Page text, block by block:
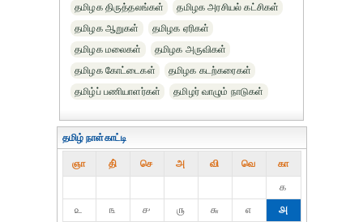
தமிழக திருத்தலங்கள்
தமிழக அரசியல் கட்சிகள்
தமிழக ஆறுகள்
தமிழக ஏரிகள்
தமிழக மலைகள்
தமிழக அருவிகள்
தமிழக கோட்டைகள்
தமிழக கடற்கரைகள்
தமிழ்ப் பணியாளர்கள்
தமிழர் வாழும் நாடுகள்
தமிழ் நாள்காட்டி
ஞா தி் செ அ வி வெ கா
௧
௨
௩ ௪ ௫ ௬ ௭ ௮